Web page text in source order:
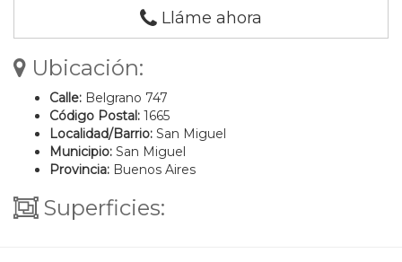
Lláme ahora
Ubicación:
Calle: Belgrano 747
Código Postal: 1665
Localidad/Barrio: San Miguel
Municipio: San Miguel
Provincia: Buenos Aires
Superficies: